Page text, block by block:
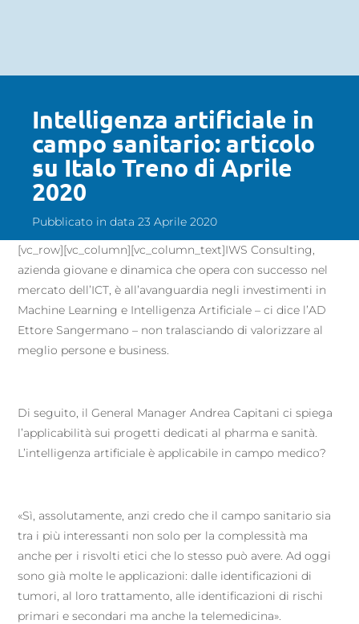
Intelligenza artificiale in
campo sanitario: articolo
su Italo Treno di Aprile
2020
Pubblicato in data 23 Aprile 2020
[vc_row][vc_column][vc_column_text]IWS Consulting,
azienda giovane e dinamica che opera con successo nel
mercato dell’ICT, è all’avanguardia negli investimenti in
Machine Learning e Intelligenza Artificiale – ci dice l’AD
Ettore Sangermano – non tralasciando di valorizzare al
meglio persone e business.
Di seguito, il General Manager Andrea Capitani ci spiega
l’applicabilità sui progetti dedicati al pharma e sanità.
L’intelligenza artificiale è applicabile in campo medico?
«Sì, assolutamente, anzi credo che il campo sanitario sia
tra i più interessanti non solo per la complessità ma
anche per i risvolti etici che lo stesso può avere. Ad oggi
sono già molte le applicazioni: dalle identificazioni di
tumori, al loro trattamento, alle identificazioni di rischi
primari e secondari ma anche la telemedicina».